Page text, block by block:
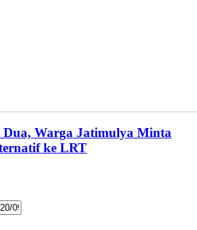
Dua, Warga Jatimulya Minta
ke LRT